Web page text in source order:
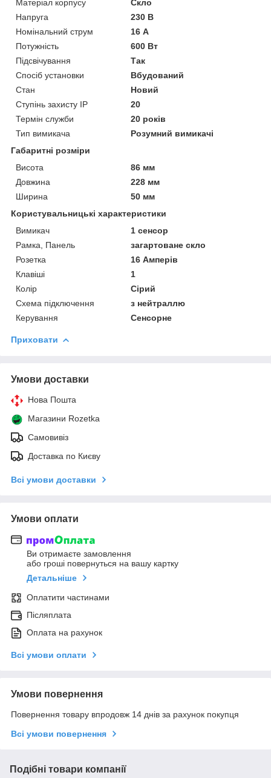
Матеріал корпусу
Скло
Напруга
230 В
Номінальний струм
16 А
Потужність
600 Вт
Підсвічування
Так
Спосіб установки
Вбудований
Стан
Новий
Ступінь захисту IP
20
Термін служби
20 років
Тип вимикача
Розумний вимикачі
Габаритні розміри
Висота
86 мм
Довжина
228 мм
Ширина
50 мм
Користувальницькі характеристики
Вимикач
1 сенсор
Рамка, Панель
загартоване скло
Розетка
16 Амперів
Клавіші
1
Колір
Сірий
Схема підключення
з нейтраллю
Керування
Сенсорне
Приховати
Умови доставки
Нова Пошта
Магазини Rozetka
Самовивіз
Доставка по Києву
Всі умови доставки
Умови оплати
Ви отримаєте замовлення
або гроші повернуться на вашу картку
Детальніше
Оплатити частинами
Післяплата
Оплата на рахунок
Всі умови оплати
Умови повернення
Повернення товару впродовж 14 днів за рахунок покупця
Всі умови повернення
Подібні товари компанії